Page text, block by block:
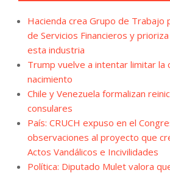
Hacienda crea Grupo de Trabajo
de Servicios Financieros y
esta industria
Trump vuelve a intentar limitar la
nacimiento
Chile y Venezuela formalizan
consulares
País: CRUCH expuso en el
observaciones al proyecto que
Actos Vandálicos e Incivilidades
Política: Diputado Mulet valora